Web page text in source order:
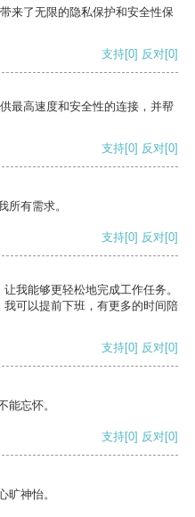
来了无限的隐私保护和安全性保
支持[0] 反对[0]
最高速度和安全性的连接，并帮
支持[0] 反对[0]
所有需求。
支持[0] 反对[0]
我能够更轻松地完成工作任务。
可以提前下班，有更多的时间陪
支持[0] 反对[0]
能忘怀。
支持[0] 反对[0]
旷神怡。